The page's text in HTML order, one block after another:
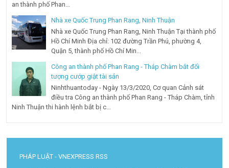
an thành phố Phan...
Nhà xe Quốc Trung Phan Rang, Ninh Thuận
Nhà xe Quốc Trung Phan Rang, Ninh Thuận Tại thành phố
Hồ Chí Minh Địa chỉ: 102 đường Trần Phú, phường 4,
Quận 5, thành phố Hồ Chí Min...
Công an thành phố Phan Rang - Tháp Chàm bắt đối
tượng cướp giật tài sản
Ninhthuantoday - Ngày 13/3/2020, Cơ quan Cảnh sát
điều tra Công an thành phố Phan Rang - Tháp Chàm, tỉnh
Ninh Thuận thi hành lệnh bắt bị c...
PHÁP LUẬT - VNEXPRESS RSS